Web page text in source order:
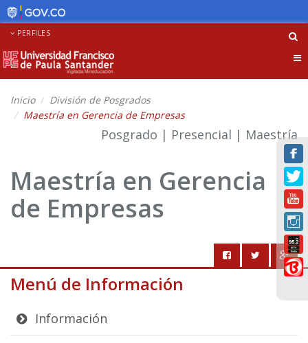
PERFILES
Inicio
División de Posgrados
Maestría en Gerencia de Empresas
Posgrado | Presencial | Maestría
Maestría en Gerencia
de Empresas
Menú de Información
Información